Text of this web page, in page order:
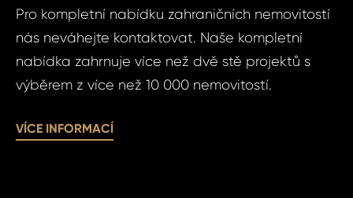
Pro kompletní nabídku zahraničních nemovitostí
nás neváhejte kontaktovat. Naše kompletní
nabídka zahrnuje více než dvě stě projektů s
výběrem z více než 10 000 nemovitostí.
VÍCE INFORMACÍ